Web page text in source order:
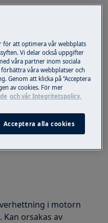
utanför
timmar
i motorn
orsakas av
för att optimera vår webbplats
Vi delar också uppgifter
våra partner inom sociala
våra webbplatser och
Genom att klicka på ”Acceptera
av cookies. För mer
och vår Integritetspolicy.
Acceptera alla cookies